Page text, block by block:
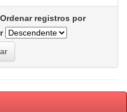
Ordenar registros por